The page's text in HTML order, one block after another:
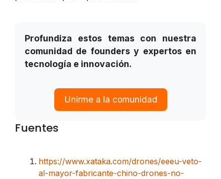
Profundiza estos temas con nuestra
comunidad de founders y expertos en
tecnología e innovación.
Unirme a la comunidad
Fuentes
https://www.xataka.com/drones/eeeu-veto-
al-mayor-fabricante-chino-drones-no-